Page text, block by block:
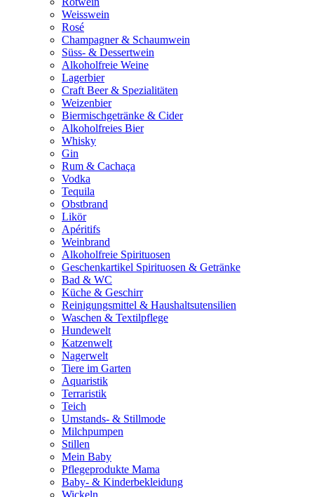
Weisswein
Rosé
Champagner & Schaumwein
Süss- & Dessertwein
Alkoholfreie Weine
Lagerbier
Craft Beer & Spezialitäten
Weizenbier
Biermischgetränke & Cider
Alkoholfreies Bier
Whisky
Gin
Rum & Cachaça
Vodka
Tequila
Obstbrand
Likör
Apéritifs
Weinbrand
Alkoholfreie Spirituosen
Geschenkartikel Spirituosen & Getränke
Bad & WC
Küche & Geschirr
Reinigungsmittel & Haushaltsutensilien
Waschen & Textilpflege
Hundewelt
Katzenwelt
Nagerwelt
Tiere im Garten
Aquaristik
Terraristik
Teich
Umstands- & Stillmode
Milchpumpen
Stillen
Mein Baby
Pflegeprodukte Mama
Baby- & Kinderbekleidung
Wickeln